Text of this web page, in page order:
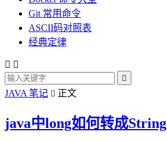
Git 常用命令
ASCII码对照表
经典定律
 

JAVA 笔记  正文
java中long如何转成String